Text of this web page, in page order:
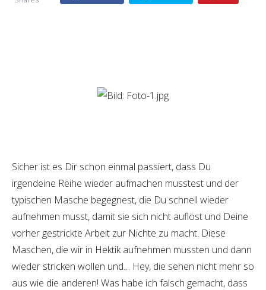
Sicher ist es Dir schon einmal passiert, dass Du
irgendeine Reihe wieder aufmachen musstest und der
typischen Masche begegnest, die Du schnell wieder
aufnehmen musst, damit sie sich nicht auflöst und Deine
vorher gestrickte Arbeit zur Nichte zu macht. Diese
Maschen, die wir in Hektik aufnehmen mussten und dann
wieder stricken wollen und… Hey, die sehen nicht mehr so
aus wie die anderen! Was habe ich falsch gemacht, dass